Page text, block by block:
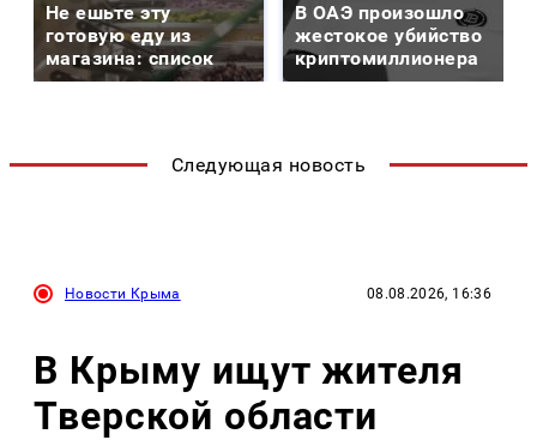
Не ешьте эту
готовую еду из
магазина: список
В ОАЭ произошло
жестокое убийство
криптомиллионера
Следующая новость
Новости Крыма 08.08.2026, 16:36
В Крыму ищут жителя
Тверской области